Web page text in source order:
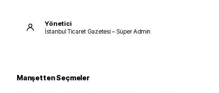
Yönetici
İstanbul Ticaret Gazetesi – Süper Admin
Manşetten Seçmeler